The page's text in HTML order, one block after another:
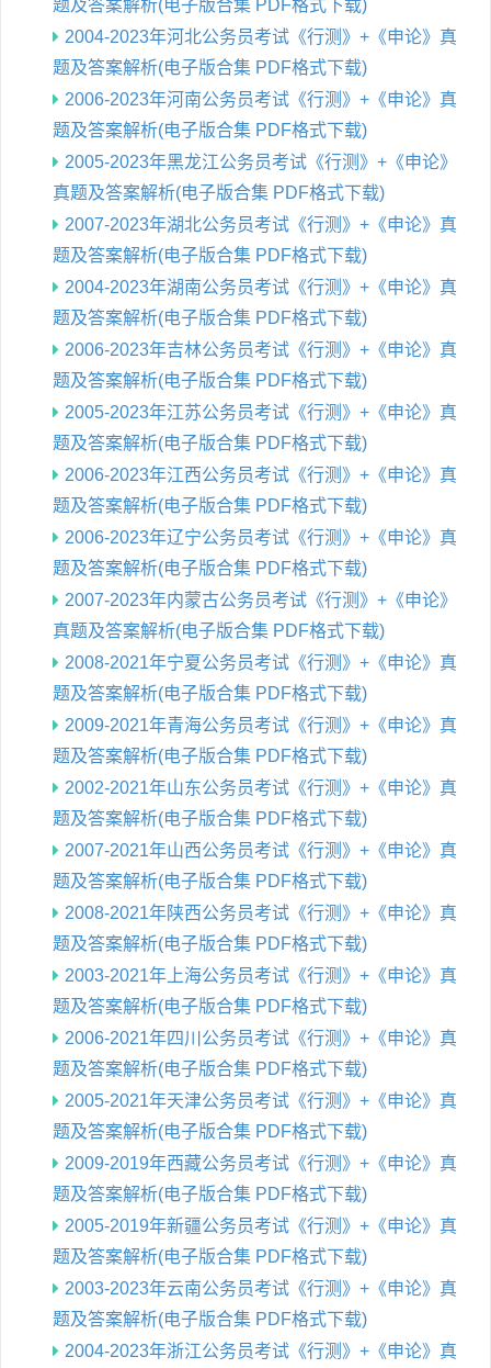
题及答案解析(电子版合集 PDF格式下载)
2004-2023年河北公务员考试《行测》+《申论》真
题及答案解析(电子版合集 PDF格式下载)
2006-2023年河南公务员考试《行测》+《申论》真
题及答案解析(电子版合集 PDF格式下载)
2005-2023年黑龙江公务员考试《行测》+《申论》
真题及答案解析(电子版合集 PDF格式下载)
2007-2023年湖北公务员考试《行测》+《申论》真
题及答案解析(电子版合集 PDF格式下载)
2004-2023年湖南公务员考试《行测》+《申论》真
题及答案解析(电子版合集 PDF格式下载)
2006-2023年吉林公务员考试《行测》+《申论》真
题及答案解析(电子版合集 PDF格式下载)
2005-2023年江苏公务员考试《行测》+《申论》真
题及答案解析(电子版合集 PDF格式下载)
2006-2023年江西公务员考试《行测》+《申论》真
题及答案解析(电子版合集 PDF格式下载)
2006-2023年辽宁公务员考试《行测》+《申论》真
题及答案解析(电子版合集 PDF格式下载)
2007-2023年内蒙古公务员考试《行测》+《申论》
真题及答案解析(电子版合集 PDF格式下载)
2008-2021年宁夏公务员考试《行测》+《申论》真
题及答案解析(电子版合集 PDF格式下载)
2009-2021年青海公务员考试《行测》+《申论》真
题及答案解析(电子版合集 PDF格式下载)
2002-2021年山东公务员考试《行测》+《申论》真
题及答案解析(电子版合集 PDF格式下载)
2007-2021年山西公务员考试《行测》+《申论》真
题及答案解析(电子版合集 PDF格式下载)
2008-2021年陕西公务员考试《行测》+《申论》真
题及答案解析(电子版合集 PDF格式下载)
2003-2021年上海公务员考试《行测》+《申论》真
题及答案解析(电子版合集 PDF格式下载)
2006-2021年四川公务员考试《行测》+《申论》真
题及答案解析(电子版合集 PDF格式下载)
2005-2021年天津公务员考试《行测》+《申论》真
题及答案解析(电子版合集 PDF格式下载)
2009-2019年西藏公务员考试《行测》+《申论》真
题及答案解析(电子版合集 PDF格式下载)
2005-2019年新疆公务员考试《行测》+《申论》真
题及答案解析(电子版合集 PDF格式下载)
2003-2023年云南公务员考试《行测》+《申论》真
题及答案解析(电子版合集 PDF格式下载)
2004-2023年浙江公务员考试《行测》+《申论》真